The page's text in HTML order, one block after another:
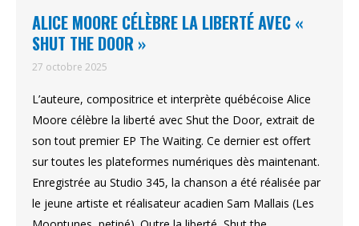
ALICE MOORE CÉLÈBRE LA LIBERTÉ AVEC «
SHUT THE DOOR »
27 octobre 2025
L’auteure, compositrice et interprète québécoise Alice
Moore célèbre la liberté avec Shut the Door, extrait de
son tout premier EP The Waiting. Ce dernier est offert
sur toutes les plateformes numériques dès maintenant.
Enregistrée au Studio 345, la chanson a été réalisée par
le jeune artiste et réalisateur acadien Sam Mallais (Les